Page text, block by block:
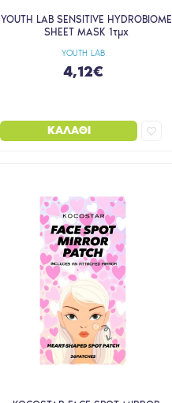
YOUTH LAB
YOUTH LAB SENSITIVE HYDROBIOME
SHEET MASK 1τμχ
4,12€
ΚΑΛΆΘΙ